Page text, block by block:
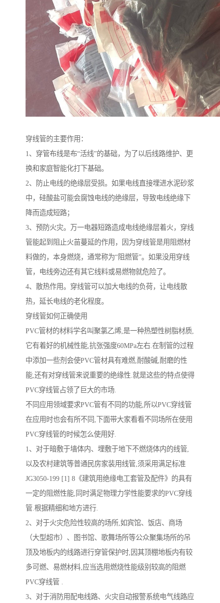
穿线管的主要作用：
1、穿管布线是布“活线”的基础，为了以后线路维护、更
换和家庭智能化打下基础。
2、防止电线的绝缘层受损。如果电线直接埋进水泥砂浆
中，硅酸盐可能会腐蚀电线的绝缘层，导致电线绝缘下
降而造成短路；
3、预防火灾。万一电器短路造成电线绝缘层着火，穿线
管能起到阻止火苗蔓延的作用，因为穿线管是用阻燃材
料做的，本身燃烧，通常称为“阻燃管”。如果没用穿线
管，电线旁边还有其它线料或易燃物就危险了。
4、散热作用。穿线管可以加大电线的负荷，让电线散
热，延长电线的老化程度。
穿线管如何正确使用
PVC管材的材料学名叫聚氯乙烯,是一种热塑性树脂材质,
它有着好的机械性能,抗张强度60MPa左右.在制管的过程
中添加一些剂会使PVC管材具有难燃,耐酸碱,耐磨的性
能,还有对穿线管来说重要的绝缘性.就是这些的特点使得
PVC穿线管占领了巨大的市场.
不同应用领域要求PVC管有不同的功能,所以PVC穿线管
在应用时也会有所不同,下面带大家看看不同场所在使用
PVC穿线管的时候怎么使用好.
1、对于暗敷于墙体内、埋敷于地下不燃烧体内的线管,
以及农村建筑等普通民房家装用线管,须采用满足标准
JG3050-199 [1] 8《建筑用绝缘电工套管及配件》的具有
一定的阻燃性能,同时满足物理力学性能要求的PVC穿线
管.根据精细和地方进行.
2、对于火灾危险性较高的场所,如宾馆、饭店、商场
（大型超市）、图书馆、歌舞场所等公众聚集场所的吊
顶及地板内的线路进行穿管保护时,因其顶棚地板内有较
多可燃、易燃材料,应当选用燃烧性能级别较高的阻燃
PVC穿线管 .
3、对于消防用配电线路、火灾自动报警系统电气线路应